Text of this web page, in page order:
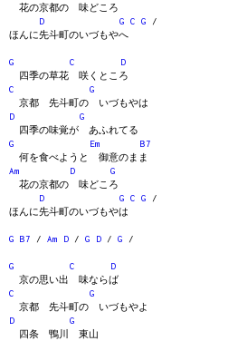
花の京都の 味どころ
D
G C G /
ほんに先斗町のいづもやへ
G C
D
四季の草花 咲くところ
C
G
京都 先斗町の いづもやは
D
G
四季の味覚が あふれてる
G
Em
B7
何を食べようと 御意のまま
Am
D
G
花の京都の 味どころ
D
G C G /
ほんに先斗町のいづもやは
G B7 / Am D / G D / G /
G C
D
京の思い出 味ならば
C
G
京都 先斗町の いづもやよ
D
G
四条 鴨川 東山